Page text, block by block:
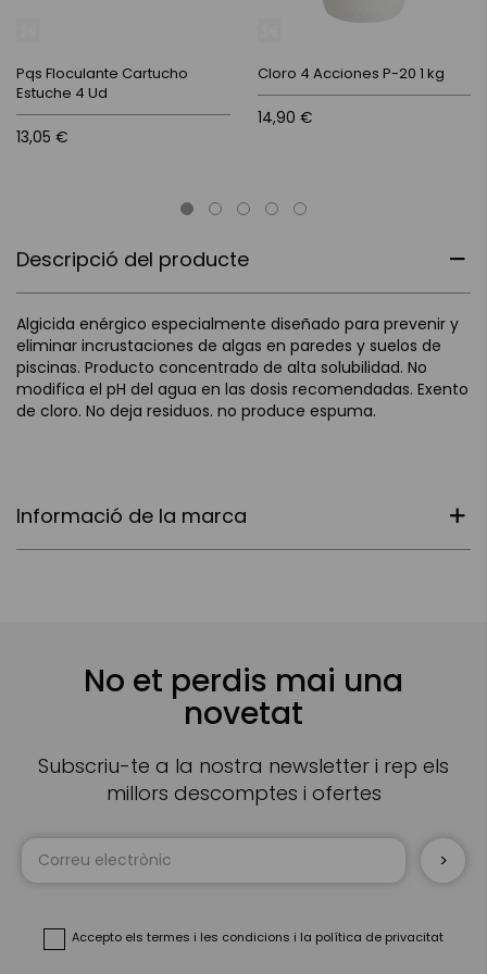
Descripció del producte
Algicida enérgico especialmente diseñado para prevenir y
eliminar incrustaciones de algas en paredes y suelos de
piscinas. Producto concentrado de alta solubilidad. No
modifica el pH del agua en las dosis recomendadas. Exento
de cloro. No deja residuos. no produce espuma.
Informació de la marca
Pqs Floculante Cartucho
Estuche 4 Ud
13,05 €
Cloro 4 Acciones P-20 1 kg
14,90 €
No et perdis mai una
novetat
Subscriu-te a la nostra newsletter i rep els
millors descomptes i ofertes
Sign
Accepto els termes i les condicions i la política de privacitat